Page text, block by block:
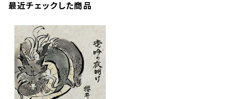
最近チェックした商品